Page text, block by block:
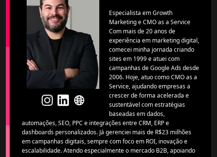
Especialista em Growth
Marketing e CMO as a Service
Com mais de 20 anos de
experiência em marketing digital,
comecei minha jornada criando
sites em 1999 e atuei com
campanhas de Google Ads desde
2006. Hoje, atuo como CMO as a
Service, ajudando empresas a
crescer de forma acelerada e
sustentável com estratégias
baseadas em dados,
automações, SEO, PPC e integrações entre CRM, ERP e
dashboards personalizados. Já gerenciei mais de R$23 milhões
em campanhas digitais, sempre com foco em ROI, inovação e
escalabilidade. Atendo especialmente o mercado B2B, apoiando